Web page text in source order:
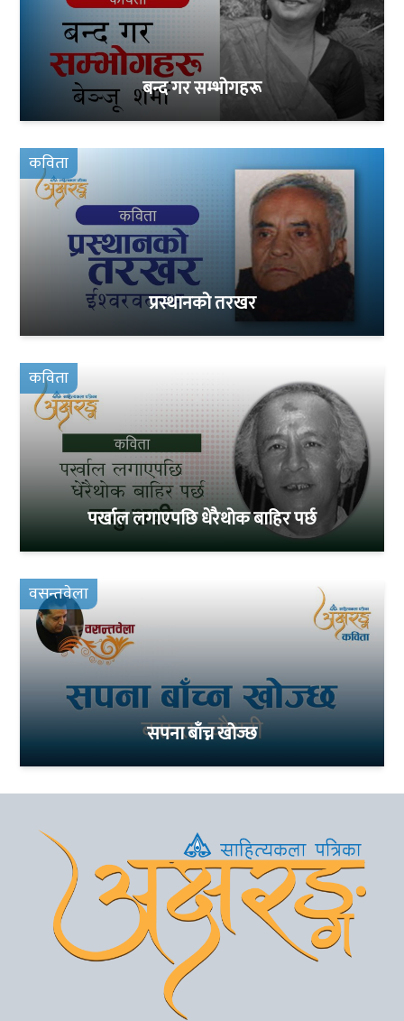
बन्द गर सम्भोगहरू
कविता
प्रस्थानको तरखर
कविता
पर्खाल लगाएपछि धेरैथोक बाहिर पर्छ
वसन्तवेला
सपना बाँच्न खोज्छ